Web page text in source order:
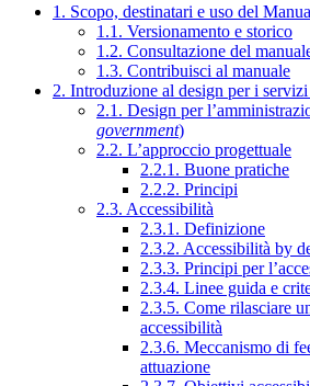
1. Scopo, destinatari e uso del
1.1. Versionamento e storico
1.2. Consultazione del
1.3. Contribuisci al manuale
2. Introduzione al design per i
2.1. Design per
government)
2.2. L’approccio progettuale
2.2.1. Buone pratiche
2.2.2. Principi
2.3. Accessibilità
2.3.1. Definizione
2.3.2. Accessibilità by
2.3.3. Principi per
2.3.4. Linee guida e
2.3.5. Come rilasciare
accessibilità
2.3.6. Meccanismo di
attuazione